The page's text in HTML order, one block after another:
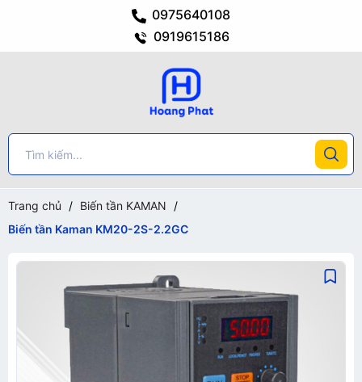
0975640108
0919615186
Trang chủ / Biến tần KAMAN
/
Biến tần Kaman KM20-2S-2.2GC